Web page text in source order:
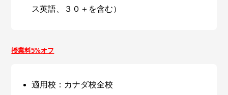
ス英語、３０＋を含む）
授業料5%オフ
適用校：カナダ校全校